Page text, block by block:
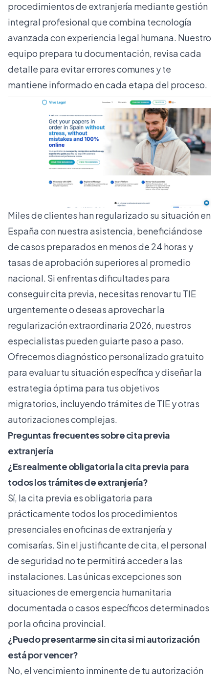
procedimientos de extranjería mediantegestión
integral profesionalque combina tecnología
avanzada con experiencia legal humana. Nuestro
equipo prepara tu documentación, revisa cada
detalle para evitar errores comunes y te
mantiene informado en cada etapa del proceso.
Miles de clientes han regularizado su situación en
España con nuestra asistencia, beneficiándose
de casos preparados en menos de 24 horas y
tasas de aprobación superiores al promedio
nacional. Si enfrentas dificultades para
conseguir cita previa, necesitas renovar tu TIE
urgentemente o deseas aprovechar la
regularización extraordinaria 2026, nuestros
especialistas pueden guiarte paso a paso.
Ofrecemos diagnóstico personalizado gratuito
para evaluar tu situación específica y diseñar la
estrategia óptima para tus objetivos
migratorios, incluyendo trámites de TIE y otras
autorizaciones complejas.
Preguntas frecuentes sobre cita previa
extranjería
¿Es realmente obligatoria la cita previa para
todos los trámites de extranjería?
Sí, la cita previa es obligatoria para
prácticamente todos los procedimientos
presenciales en oficinas de extranjería y
comisarías. Sin el justificante de cita, el personal
de seguridad no te permitirá acceder a las
instalaciones. Las únicas excepciones son
situaciones de emergencia humanitaria
documentada o casos específicos determinados
por la oficina provincial.
¿Puedo presentarme sin cita si mi autorización
está por vencer?
No, el vencimiento inminente de tu autorización